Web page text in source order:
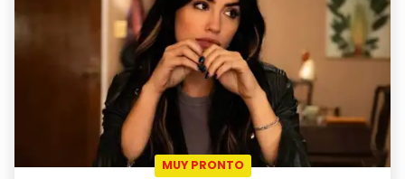
MUY PRONTO